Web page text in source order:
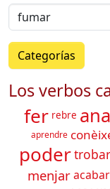
Categorías
Los verbos
fer rebre
aprendre
podertrobar
menjar acabar